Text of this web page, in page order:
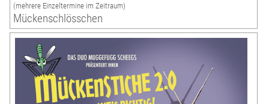
(mehrere Einzeltermine im Zeitraum)
Mückenschlösschen